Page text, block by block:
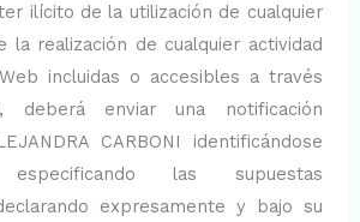
ilícito de la utilización de cualquier
la realización de cualquier actividad
incluidas o accesibles a través
deberá enviar una notificación
CARBONI identificándose
especificando las supuestas
expresamente y bajo su